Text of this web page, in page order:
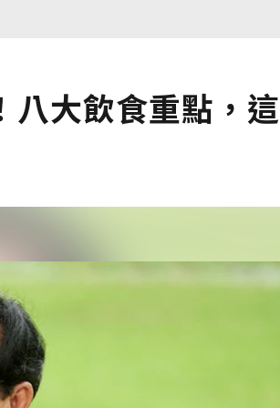
八大飲食重點，